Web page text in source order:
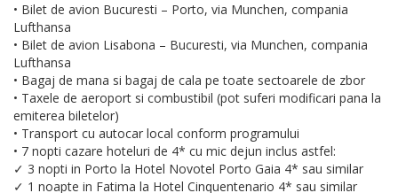
• Bilet de avion Bucuresti – Porto, via Munchen, compania
Lufthansa
• Bilet de avion Lisabona – Bucuresti, via Munchen, compania
Lufthansa
• Bagaj de mana si bagaj de cala pe toate sectoarele de zbor
• Taxele de aeroport si combustibil (pot suferi modificari pana la
emiterea biletelor)
• Transport cu autocar local conform programului
• 7 nopti cazare hoteluri de 4* cu mic dejun inclus astfel:
✓ 3 nopti in Porto la Hotel Novotel Porto Gaia 4* sau similar
✓ 1 noapte in Fatima la Hotel Cinquentenario 4* sau similar